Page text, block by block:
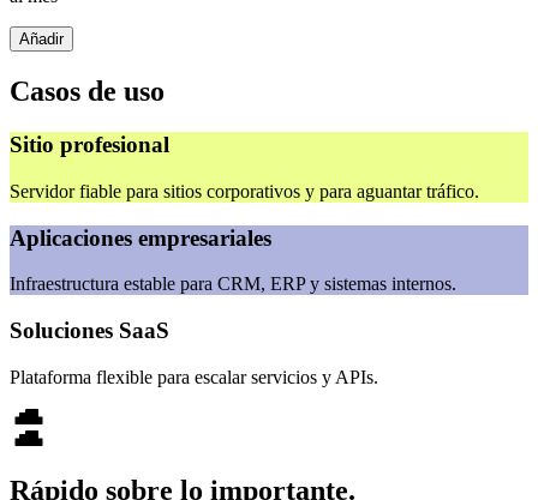
Añadir
Casos de uso
Sitio profesional
Servidor fiable para sitios corporativos y para aguantar tráfico.
Aplicaciones empresariales
Infraestructura estable para CRM, ERP y sistemas internos.
Soluciones SaaS
Plataforma flexible para escalar servicios y APIs.
Rápido sobre lo importante.